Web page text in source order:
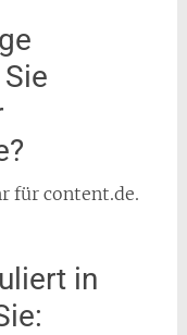
für content.de.
in